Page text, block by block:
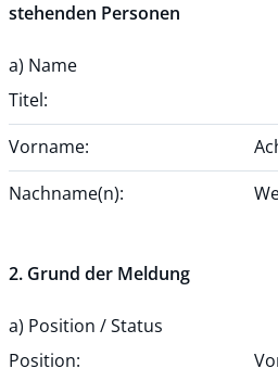
stehenden Personen
a) Name
Titel:
Vorname:
Nachname(n):
2. Grund der Meldung
a) Position / Status
Position: